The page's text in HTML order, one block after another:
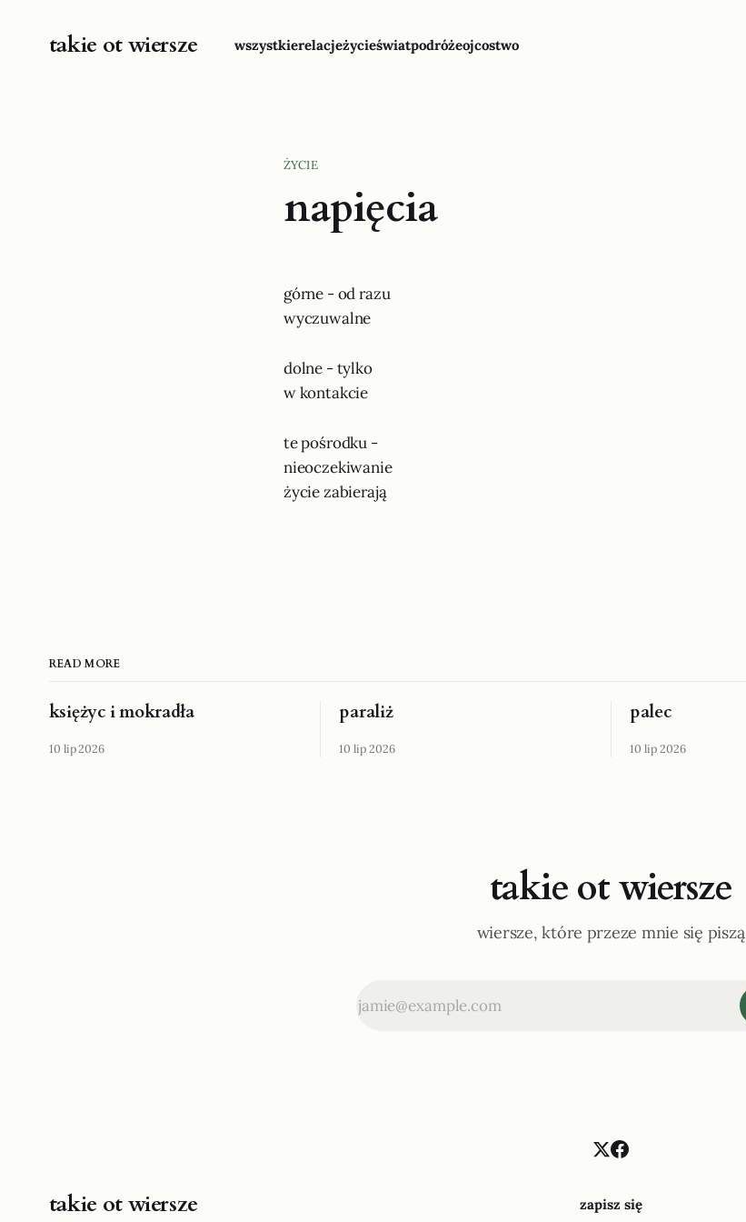
takie ot wiersze wszystkierelacjeżycieświatpodróżeojcostwo
ŻYCIE
napięcia
górne - od razu
wyczuwalne
dolne - tylko
w kontakcie
te pośrodku -
nieoczekiwanie
życie zabierają
READ MORE
księżyc i mokradła
10 lip 2026
paraliż
10 lip 2026
palec
10 lip 2026
takie ot wiersze
wiersze, które przeze mnie się piszą
takie ot wiersze zapisz się